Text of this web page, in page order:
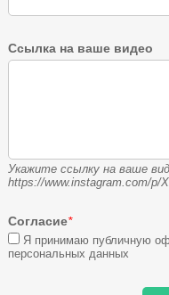
Ссылка на ваше видео
Укажите ссылку на ваше
https://www.instagram.com/p/
Согласие*
Я принимаю публичную
персональных данных